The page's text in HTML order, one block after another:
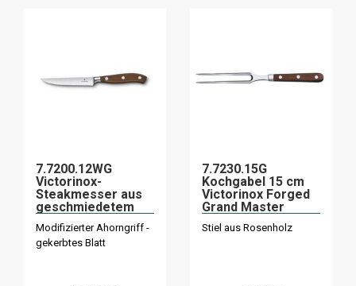
7.7200.12WG
Victorinox-
Steakmesser aus
geschmiedetem
Ahorn
"Grossmeister" 12
cm
Modifizierter Ahorngriff -
gekerbtes Blatt
7.7230.15G
Kochgabel 15 cm
Victorinox Forged
Grand Master
Stiel aus Rosenholz